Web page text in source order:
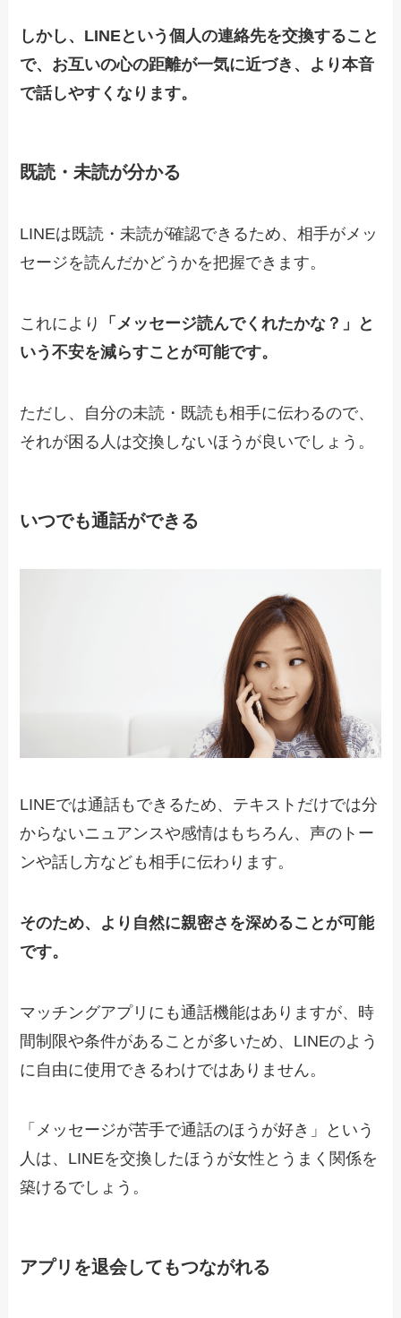
しかし、LINEという個人の連絡先を交換すること
で、お互いの心の距離が一気に近づき、より本音
で話しやすくなります。
既読・未読が分かる
LINEは既読・未読が確認できるため、相手がメッ
セージを読んだかどうかを把握できます。
これにより
「メッセージ読んでくれたかな？」と
いう不安を減らすことが可能です。
ただし、自分の未読・既読も相手に伝わるので、
それが困る人は交換しないほうが良いでしょう。
いつでも通話ができる
LINEでは通話もできるため、テキストだけでは分
からないニュアンスや感情はもちろん、声のトー
ンや話し方なども相手に伝わります。
そのため、より自然に親密さを深めることが可能
です。
マッチングアプリにも通話機能はありますが、時
間制限や条件があることが多いため、LINEのよう
に自由に使用できるわけではありません。
「メッセージが苦手で通話のほうが好き」という
人は、LINEを交換したほうが女性とうまく関係を
築けるでしょう。
アプリを退会してもつながれる